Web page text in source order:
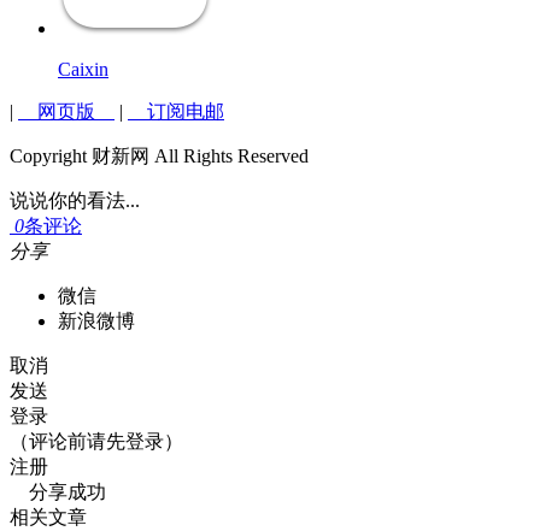
Caixin
| 网页版 | 订阅电邮
Copyright 财新网 All Rights Reserved
说说你的看法...
0条评论
分享
微信
新浪微博
取消
发送
登录
（评论前请先登录）
注册
分享成功
相关文章